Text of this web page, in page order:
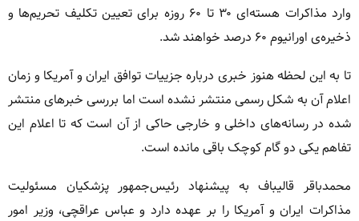
وارد مذاکرات هسته‌ای ۳۰ تا ۶۰ روزه برای تعیین تکلیف تحریم‌ها و
ذخیره‌ی اورانیوم ۶۰ درصد خواهند شد.
تا به این لحظه هنوز خبری درباره جزییات توافق ایران و آمریکا و زمان
اعلام آن به شکل رسمی منتشر نشده است اما بررسی خبرهای منتشر
شده در رسانه‌های داخلی و خارجی حاکی از آن است که تا اعلام این
تفاهم یکی دو گام کوچک باقی مانده است.
محمدباقر قالیباف به پیشنهاد رئیس‌جمهور پزشکیان مسئولیت
مذاکرات ایران و آمریکا را بر عهده دارد و عباس عراقچی، وزیر امور